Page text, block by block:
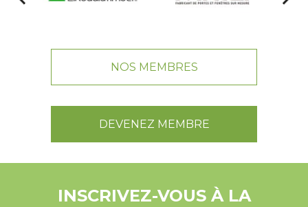
NOS MEMBRES
DEVENEZ MEMBRE
INSCRIVEZ-VOUS À LA